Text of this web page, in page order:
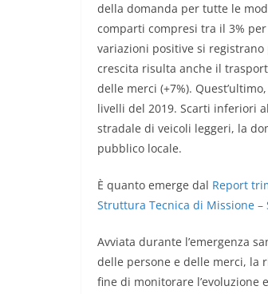
della domanda per tutte le
comparti compresi tra il 3%
variazioni positive si registrano
crescita risulta anche il
delle merci (+7%).
livelli del 2019. Scarti inferiori
stradale di veicoli leggeri, la
pubblico locale.
È quanto emerge dal Report
Struttura Tecnica di Missione
Avviata durante l’emergenza
delle persone e delle merci, la
fine di monitorare l’evoluzione